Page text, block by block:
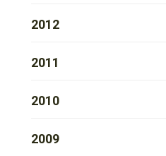
2012
2011
2010
2009